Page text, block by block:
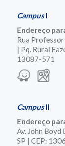
CampusI
Endereço
Rua
| Pq. Rural
13087-571
CampusII
Endereço
Av. John Boyd
SP | CEP: